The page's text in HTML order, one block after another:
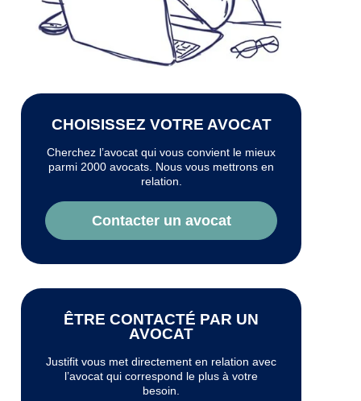
CHOISISSEZ VOTRE AVOCAT
Cherchez l’avocat qui vous convient le mieux
parmi 2000 avocats. Nous vous mettrons en
relation.
Contacter un avocat
ÊTRE CONTACTÉ PAR UN
AVOCAT
Justifit vous met directement en relation avec
l’avocat qui correspond le plus à votre
besoin.